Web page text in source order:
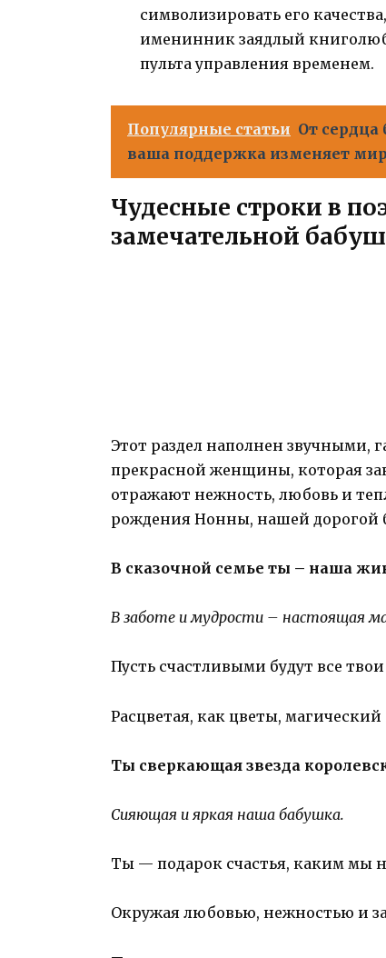
символизировать его
именинник заядлый
пульта управления временем.
Популярные статьи От
ваша поддержка изменяет
Чудесные строки в
замечательной
Этот раздел наполнен звучными,
прекрасной женщины, которая
отражают нежность, любовь и
рождения Нонны, нашей дорогой
В сказочной семье ты – наша
В заботе и мудрости – настоящая
Пусть счастливыми будут все
Расцветая, как цветы,
Ты сверкающая звезда
Сияющая и яркая наша бабушка.
Ты — подарок счастья, каким мы
Окружая любовью, нежностью и